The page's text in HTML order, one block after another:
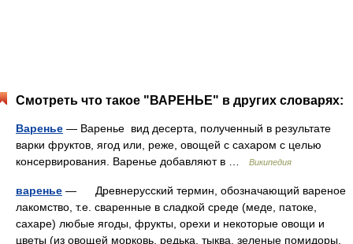
Смотреть что такое "ВАРЕНЬЕ" в других словарях:
Варенье — Варенье вид десерта, полученный в результате
варки фруктов, ягод или, реже, овощей с сахаром с целью
консервирования. Варенье добавляют в …
Википедия
варенье — Древнерусский термин, обозначающий вареное
лакомство, т.е. сваренные в сладкой среде (меде, патоке,
сахаре) любые ягоды, фрукты, орехи и некоторые овощи и
цветы (из овощей морковь, редька, тыква, зеленые помидоры,